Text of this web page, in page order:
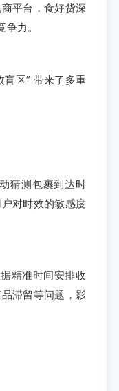
平台，食好货深
力。
盲区” 带来了多重
猜测包裹到达时
对时效的敏感度
精准时间安排收
滞留等问题，影